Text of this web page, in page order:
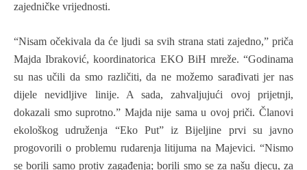
zajedničke vrijednosti.
“Nisam očekivala da će ljudi sa svih strana stati zajedno,” priča
Majda Ibraković, koordinatorica EKO BiH mreže. “Godinama
su nas učili da smo različiti, da ne možemo sarađivati jer nas
dijele nevidljive linije. A sada, zahvaljujući ovoj prijetnji,
dokazali smo suprotno.” Majda nije sama u ovoj priči. Članovi
ekološkog udruženja “Eko Put” iz Bijeljine prvi su javno
progovorili o problemu rudarenja litijuma na Majevici. “Nismo
se borili samo protiv zagađenja; borili smo se za našu djecu, za